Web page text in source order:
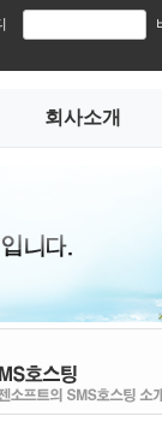
회사소개